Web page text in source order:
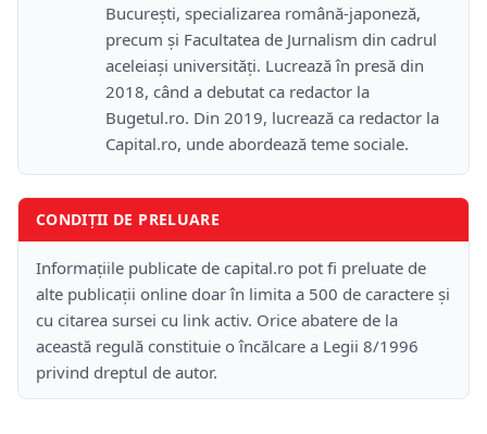
București, specializarea română-japoneză,
precum și Facultatea de Jurnalism din cadrul
aceleiași universități. Lucrează în presă din
2018, când a debutat ca redactor la
Bugetul.ro. Din 2019, lucrează ca redactor la
Capital.ro, unde abordează teme sociale.
CONDIȚII DE PRELUARE
Informațiile publicate de capital.ro pot fi preluate de
alte publicații online doar în limita a 500 de caractere și
cu citarea sursei cu link activ. Orice abatere de la
această regulă constituie o încălcare a Legii 8/1996
privind dreptul de autor.